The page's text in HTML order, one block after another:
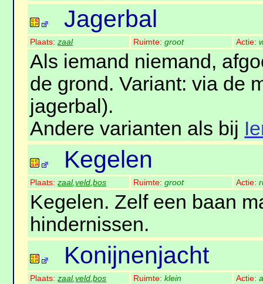
Jagerbal
Plaats:zaal Ruimte:groot Actie:
Als iemand niemand,
de grond. Variant: via de
jagerbal).
Andere varianten als bij
Kegelen
Plaats:zaal,veld,bos Ruimte:groot Actie:
Kegelen. Zelf een baan
hindernissen.
Konijnenjacht
Plaats:zaal,veld,bos Ruimte:klein Actie: